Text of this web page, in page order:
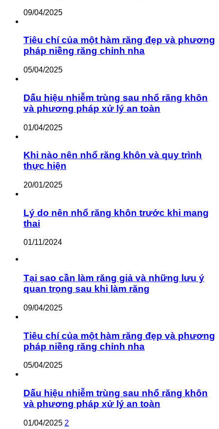
09/04/2025
Tiêu chí của một hàm răng đẹp và phương
pháp niềng răng chỉnh nha
05/04/2025
Dấu hiệu nhiễm trùng sau nhổ răng khôn
và phương pháp xử lý an toàn
01/04/2025
Khi nào nên nhổ răng khôn và quy trình
thực hiện
20/01/2025
Lý do nên nhổ răng khôn trước khi mang
thai
01/11/2024
Tại sao cần làm răng giả và những lưu ý
quan trọng sau khi làm răng
09/04/2025
Tiêu chí của một hàm răng đẹp và phương
pháp niềng răng chỉnh nha
05/04/2025
Dấu hiệu nhiễm trùng sau nhổ răng khôn
và phương pháp xử lý an toàn
01/04/2025 2